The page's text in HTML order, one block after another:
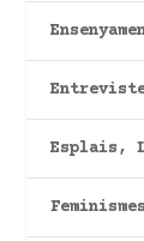
Esplais,
Feminismes